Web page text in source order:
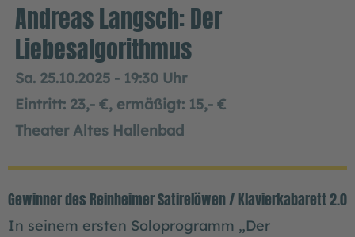
Andreas Langsch: Der
Liebesalgorithmus
Sa. 25.10.2025 - 19:30 Uhr
Eintritt: 23,- €, ermäßigt: 15,- €
Theater Altes Hallenbad
Gewinner des Reinheimer Satirelöwen / Klavierkabarett 2.0
In seinem ersten Soloprogramm „Der